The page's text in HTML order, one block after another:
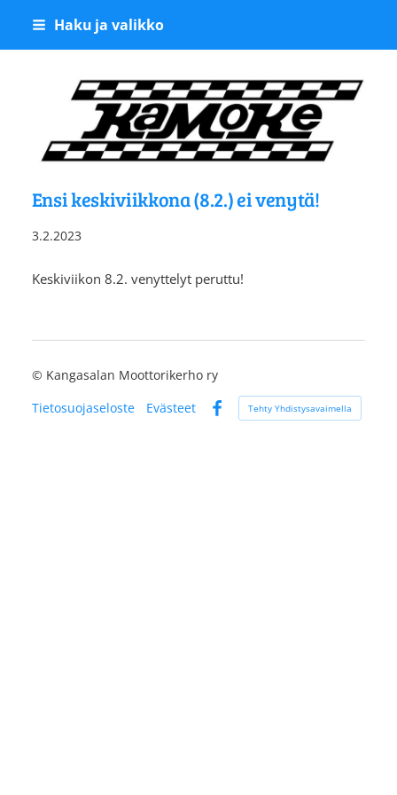
Siirry
Haku ja valikko
Kangasalan
Ensi keskiviikkona (8.2.) ei venytä!
3.2.2023
Keskiviikon 8.2. venyttelyt peruttu!
© Kangasalan Moottorikerho ry
Tietosuojaseloste
Evästeet
Facebook
Tehty Yhdistysavaimella